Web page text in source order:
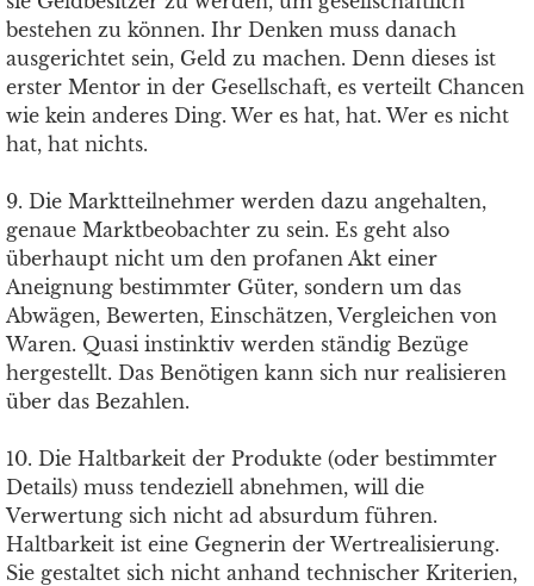
bestehen zu können. Ihr Denken muss danach
ausgerichtet sein, Geld zu machen. Denn dieses ist
erster Mentor in der Gesellschaft, es verteilt Chancen
wie kein anderes Ding. Wer es hat, hat. Wer es nicht
hat, hat nichts.
9. Die Marktteilnehmer werden dazu angehalten,
genaue Marktbeobachter zu sein. Es geht also
überhaupt nicht um den profanen Akt einer
Aneignung bestimmter Güter, sondern um das
Abwägen, Bewerten, Einschätzen, Vergleichen von
Waren. Quasi instinktiv werden ständig Bezüge
hergestellt. Das Benötigen kann sich nur realisieren
über das Bezahlen.
10. Die Haltbarkeit der Produkte (oder bestimmter
Details) muss tendeziell abnehmen, will die
Verwertung sich nicht ad absurdum führen.
Haltbarkeit ist eine Gegnerin der Wertrealisierung.
Sie gestaltet sich nicht anhand technischer Kriterien,